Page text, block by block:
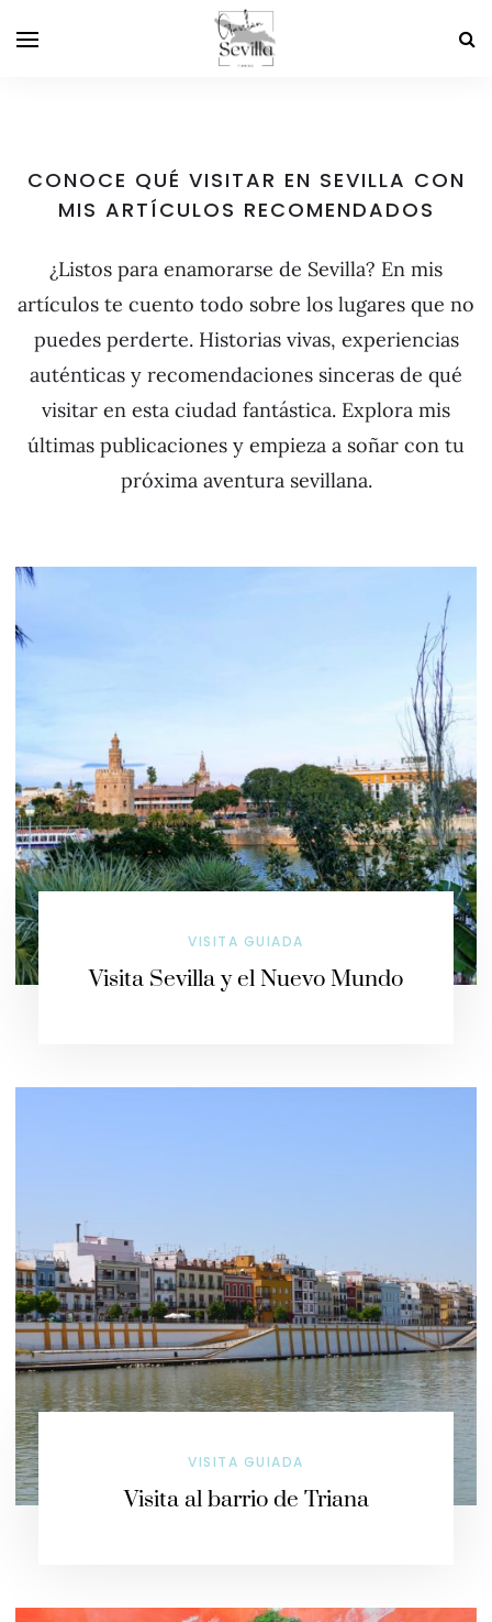
CONOCE QUÉ VISITAR EN SEVILLA CON
MIS ARTÍCULOS RECOMENDADOS
¿Listos para enamorarse de Sevilla? En mis
artículos te cuento todo sobre los lugares que no
puedes perderte. Historias vivas, experiencias
auténticas y recomendaciones sinceras de qué
visitar en esta ciudad fantástica. Explora mis
últimas publicaciones y empieza a soñar con tu
próxima aventura sevillana.
VISITA GUIADA
Visita Sevilla y el Nuevo Mundo
VISITA GUIADA
Visita al barrio de Triana